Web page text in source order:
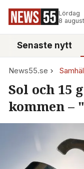
Lördag
8
Senaste nytt
News55.se
Sol och 15
kommen